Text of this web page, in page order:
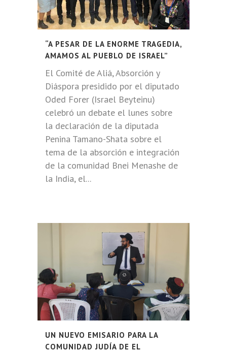
“A PESAR DE LA ENORME TRAGEDIA,
AMAMOS AL PUEBLO DE ISRAEL”
El Comité de Aliá, Absorción y
Diáspora presidido por el diputado
Oded Forer (Israel Beyteinu)
celebró un debate el lunes sobre
la declaración de la diputada
Penina Tamano-Shata sobre el
tema de la absorción e integración
de la comunidad Bnei Menashe de
la India, el...
UN NUEVO EMISARIO PARA LA
COMUNIDAD JUDÍA DE EL